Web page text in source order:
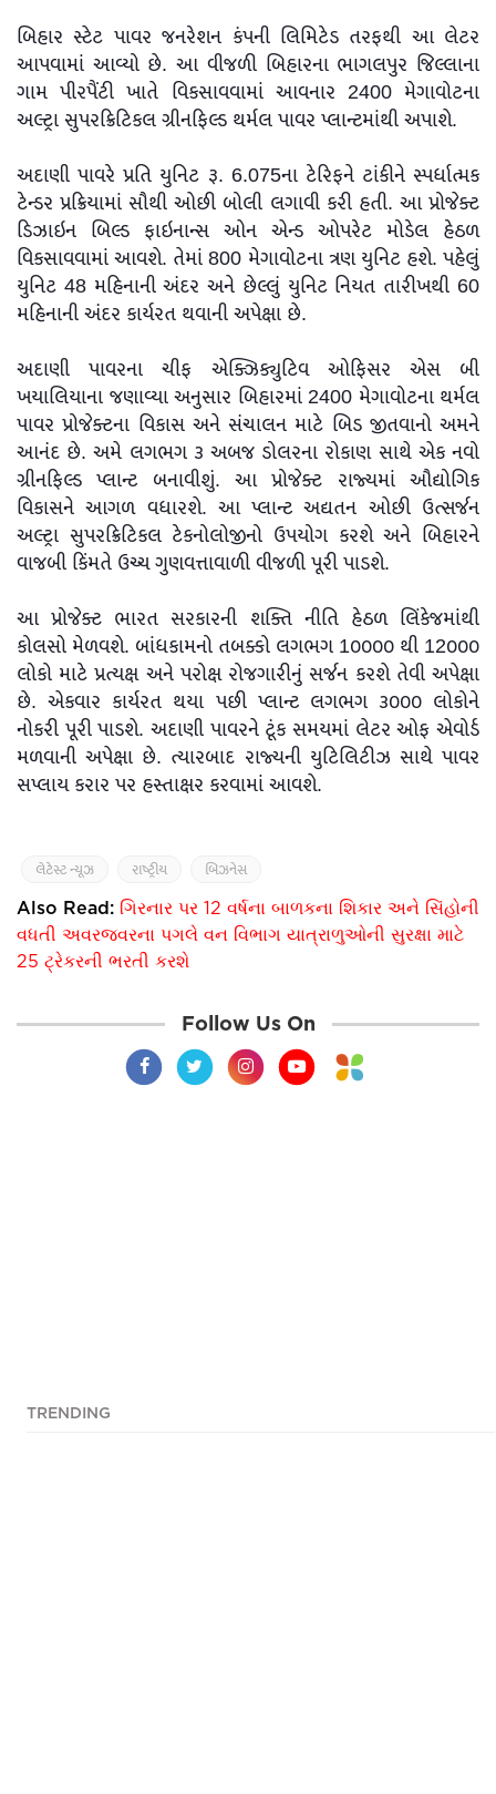
બિહાર સ્ટેટ પાવર જનરેશન કંપની લિમિટેડ તરફથી આ લેટર
આપવામાં આવ્યો છે. આ વીજળી બિહારના ભાગલપુર જિલ્લાના
ગામ પીરપૈંટી ખાતે વિકસાવવામાં આવનાર 2400 મેગાવોટના
અલ્ટ્રા સુપરક્રિટિકલ ગ્રીનફિલ્ડ થર્મલ પાવર પ્લાન્ટમાંથી અપાશે.
અદાણી પાવરે પ્રતિ યુનિટ રૂ. 6.075ના ટેરિફને ટાંકીને સ્પર્ધાત્મક
ટેન્ડર પ્રક્રિયામાં સૌથી ઓછી બોલી લગાવી કરી હતી. આ પ્રોજેક્ટ
ડિઝાઇન બિલ્ડ ફાઇનાન્સ ઓન એન્ડ ઓપરેટ મોડેલ હેઠળ
વિકસાવવામાં આવશે. તેમાં 800 મેગાવોટના ત્રણ યુનિટ હશે. પહેલું
યુનિટ 48 મહિનાની અંદર અને છેલ્લું યુનિટ નિયત તારીખથી 60
મહિનાની અંદર કાર્યરત થવાની અપેક્ષા છે.
અદાણી પાવરના ચીફ એક્ઝિક્યુટિવ ઓફિસર એસ બી
ખયાલિયાના જણાવ્યા અનુસાર બિહારમાં 2400 મેગાવોટના થર્મલ
પાવર પ્રોજેક્ટના વિકાસ અને સંચાલન માટે બિડ જીતવાનો અમને
આનંદ છે. અમે લગભગ ૩ અબજ ડોલરના રોકાણ સાથે એક નવો
ગ્રીનફિલ્ડ પ્લાન્ટ બનાવીશું. આ પ્રોજેક્ટ રાજ્યમાં ઔદ્યોગિક
વિકાસને આગળ વધારશે. આ પ્લાન્ટ અદ્યતન ઓછી ઉત્સર્જન
અલ્ટ્રા સુપરક્રિટિકલ ટેકનોલોજીનો ઉપયોગ કરશે અને બિહારને
વાજબી કિંમતે ઉચ્ચ ગુણવત્તાવાળી વીજળી પૂરી પાડશે.
આ પ્રોજેક્ટ ભારત સરકારની શક્તિ નીતિ હેઠળ લિંકેજમાંથી
કોલસો મેળવશે. બાંધકામનો તબક્કો લગભગ 1૦૦૦૦ થી 12૦૦૦
લોકો માટે પ્રત્યક્ષ અને પરોક્ષ રોજગારીનું સર્જન કરશે તેવી અપેક્ષા
છે. એકવાર કાર્યરત થયા પછી પ્લાન્ટ લગભગ ૩૦૦૦ લોકોને
નોકરી પૂરી પાડશે. અદાણી પાવરને ટૂંક સમયમાં લેટર ઓફ એવોર્ડ
મળવાની અપેક્ષા છે. ત્યારબાદ રાજ્યની યુટિલિટીઝ સાથે પાવર
સપ્લાય કરાર પર હસ્તાક્ષર કરવામાં આવશે.
લેટેસ્ટ ન્યૂઝ રાષ્ટ્રીય બિઝનેસ
Also Read: ગિરનાર પર 12 વર્ષના બાળકના શિકાર અને સિંહોની
વધતી અવરજવરના પગલે વન વિભાગ યાત્રાળુઓની સુરક્ષા માટે
25 ટ્રેકરની ભરતી કરશે
Follow Us On
TRENDING